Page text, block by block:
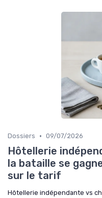
Dossiers • 09/07/2026
Hôtellerie
la bataille se
sur le tarif
Hôtellerie indépendante vs